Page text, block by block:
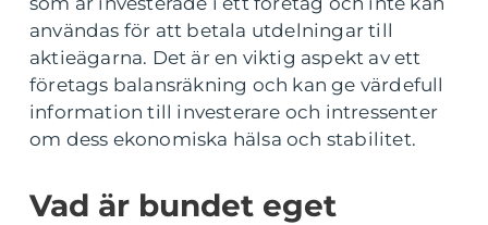
användas för att betala utdelningar till
aktieägarna. Det är en viktig aspekt av ett
företags balansräkning och kan ge värdefull
information till investerare och intressenter
om dess ekonomiska hälsa och stabilitet.
Vad är bundet eget